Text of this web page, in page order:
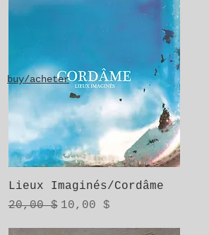
Aperçu rapide
Lieux Imaginés/Cordâme
Prix original
20,00 $ Prix promotionnel
10,00 $
buy/acheter